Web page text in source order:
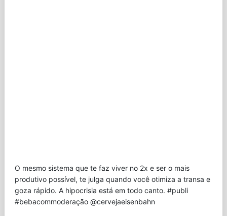
O mesmo sistema que te faz viver no 2x e ser o mais
produtivo possível, te julga quando você otimiza a transa e
goza rápido. A hipocrisia está em todo canto. #publi
#bebacommoderação @cervejaeisenbahn